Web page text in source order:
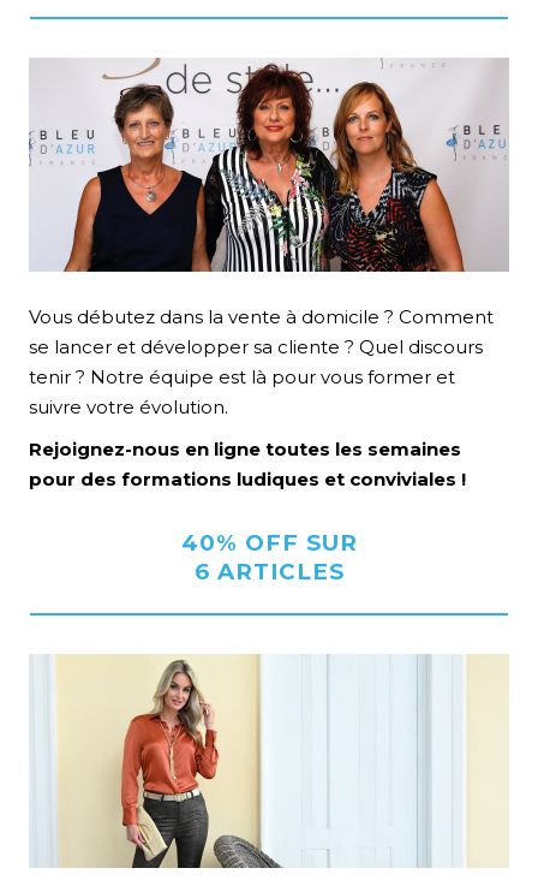
Vous débutez dans la vente à domicile ? Comment
se lancer et développer sa cliente ? Quel discours
tenir ? Notre équipe est là pour vous former et
suivre votre évolution.
Rejoignez-nous en ligne toutes les semaines
pour des formations ludiques et conviviales !
40% OFF SUR
6 ARTICLES